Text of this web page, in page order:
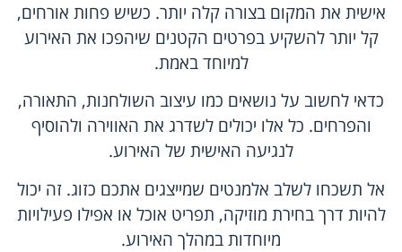
אישית את המקום בצורה קלה יותר. כשיש פחות אורחים,
קל יותר להשקיע בפרטים הקטנים שיהפכו את האירוע
למיוחד באמת.
כדאי לחשוב על נושאים כמו עיצוב השולחנות, התאורה,
והפרחים. כל אלו יכולים לשדרג את האווירה ולהוסיף
לנגיעה האישית של האירוע.
אל תשכחו לשלב אלמנטים שמייצגים אתכם כזוג. זה יכול
להיות דרך בחירת מוזיקה, תפריט אוכל או אפילו פעילויות
מיוחדות במהלך האירוע.